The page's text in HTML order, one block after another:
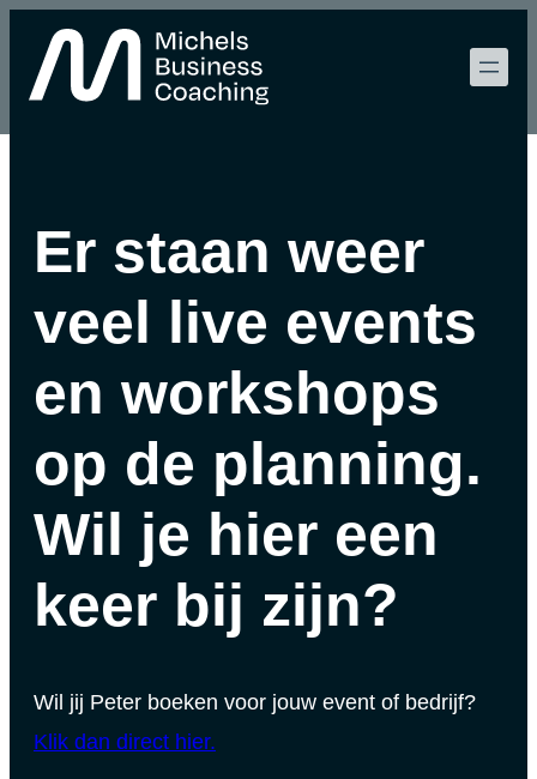
Er staan weer
veel live events
en workshops
op de planning.
Wil je hier een
keer bij zijn?
Wil jij Peter boeken voor jouw event of bedrijf?
Klik dan direct hier.